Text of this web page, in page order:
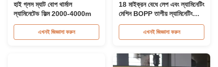
হাই গ্লস ম্যাট বোপ থার্মাল
ল্যামিনেটেড ফিল্ম 2000-4000m
এখনই জিজ্ঞাসা করুন
18 মাইক্রন বেধে লেপ এবং ল্যামিনেটিং
মেশিন BOPP তাপীয় ল্যামিনেটিং
ফিল্মের জন্য
এখনই জিজ্ঞাসা করুন